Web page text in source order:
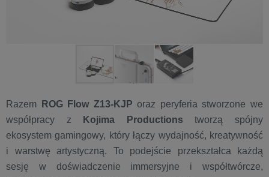
Razem ROG Flow Z13-KJP oraz peryferia stworzone we
współpracy z
Kojima Productions tworzą spójny
ekosystem gamingowy, który łączy wydajność, kreatywność
i warstwę artystyczną. To podejście przekształca każdą
sesję w doświadczenie immersyjne i współtwórcze,